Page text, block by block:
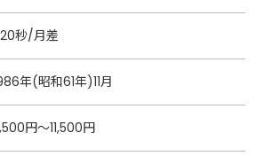
秒/月差
年(昭和61年)11月
円〜11,500円